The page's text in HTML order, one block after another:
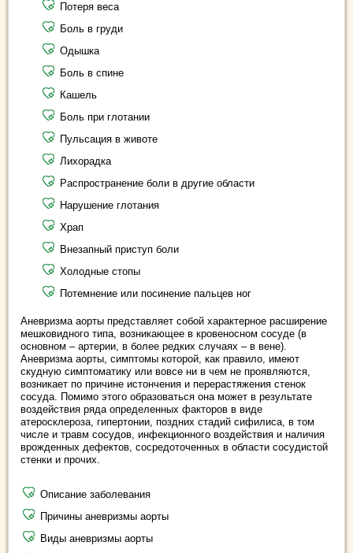
Потеря веса
Боль в груди
Одышка
Боль в спине
Кашель
Боль при глотании
Пульсация в животе
Лихорадка
Распространение боли в другие области
Нарушение глотания
Храп
Внезапный приступ боли
Холодные стопы
Потемнение или посинение пальцев ног
Аневризма аорты представляет собой характерное расширение
мешковидного типа, возникающее в кровеносном сосуде (в
основном – артерии, в более редких случаях – в вене).
Аневризма аорты, симптомы которой, как правило, имеют
скудную симптоматику или вовсе ни в чем не проявляются,
возникает по причине истончения и перерастяжения стенок
сосуда. Помимо этого образоваться она может в результате
воздействия ряда определенных факторов в виде
атеросклероза, гипертонии, поздних стадий сифилиса, в том
числе и травм сосудов, инфекционного воздействия и наличия
врожденных дефектов, сосредоточенных в области сосудистой
стенки и прочих.
Описание заболевания
Причины аневризмы аорты
Виды аневризмы аорты